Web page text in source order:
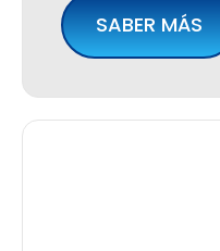
SABER MÁS